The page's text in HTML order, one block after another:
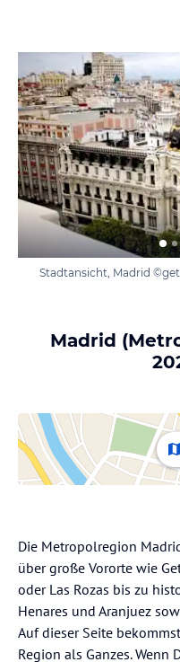
Stadtansicht, Madrid
Madrid
Die Metropolregion
über große Vororte wie
oder Las Rozas bis zu
Henares und Aranjuez
Auf dieser Seite
Region als Ganzes. Wenn